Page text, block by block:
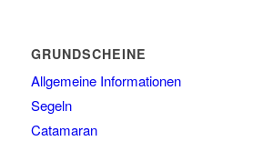
GRUNDSCHEINE
Allgemeine Informationen
Segeln
Catamaran